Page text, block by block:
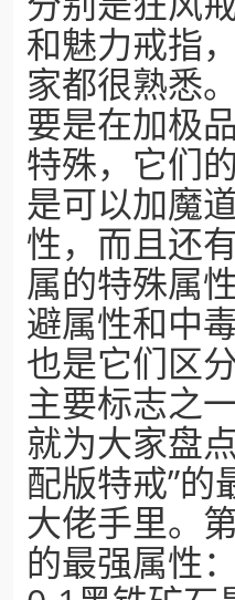
和魅力戒指
家都很熟悉
要是在加极
特殊，它们
是可以加魔
性，而且还
属的特殊属
避属性和中
也是它们区
主要标志之
就为大家盘
配版特戒”的
大佬手里。
的最强属性